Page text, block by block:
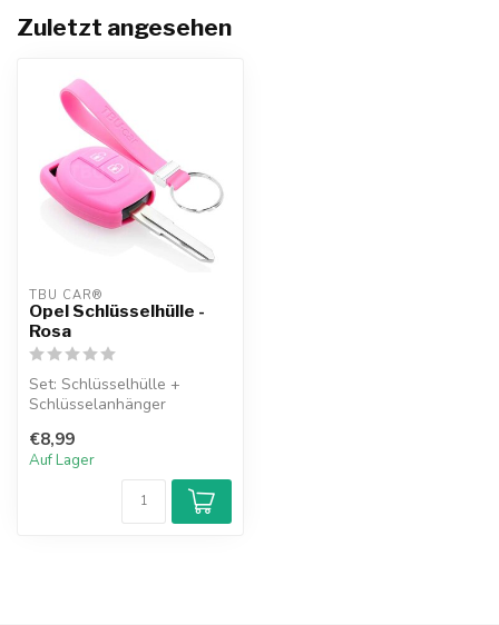
Zuletzt angesehen
TBU CAR®
Opel Schlüsselhülle -
Rosa
Set: Schlüsselhülle +
Schlüsselanhänger
€8,99
Auf Lager